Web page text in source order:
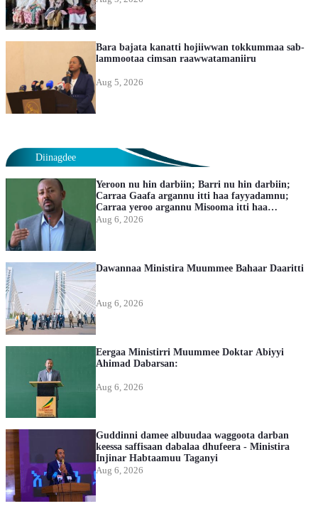
Bara bajata kanatti hojiiwwan tokkummaa sab-
lammootaa cimsan raawwatamaniiru
Aug 5, 2026
Diinagdee
Yeroon nu hin darbiin; Barri nu hin darbiin;
Carraa Gaafa argannu itti haa fayyadamnu;
Carraa yeroo argannu Misooma itti haa
hojjennu-Ministira Muummee Dr. Abiyyi
Aug 6, 2026
Dawannaa Ministira Muummee Bahaar Daaritti
Aug 6, 2026
Eergaa Ministirri Muummee Doktar Abiyyi
Ahimad Dabarsan:
Aug 6, 2026
Guddinni damee albuudaa waggoota darban
keessa saffisaan dabalaa dhufeera - Ministira
Injinar Habtaamuu Taganyi
Aug 6, 2026